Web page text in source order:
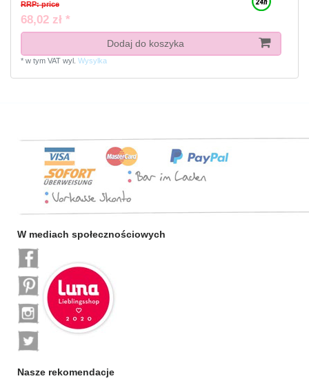
RRP: price
68,02 zł *
Dodaj do koszyka
* w tym VATwyl. Wysylka
W mediach społecznościowych
Nasze rekomendacje